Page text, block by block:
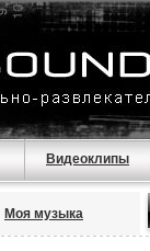
Видеоклипы
Моя музыка